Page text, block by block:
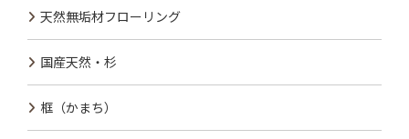
天然無垢材フローリング
国産天然・杉
框（かまち）